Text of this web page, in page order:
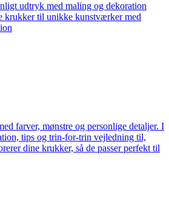
udtryk med maling og dekoration
krukker til unikke kunstværker med
farver, mønstre og personlige detaljer. I
tips og trin-for-trin vejledning til,
dine krukker, så de passer perfekt til